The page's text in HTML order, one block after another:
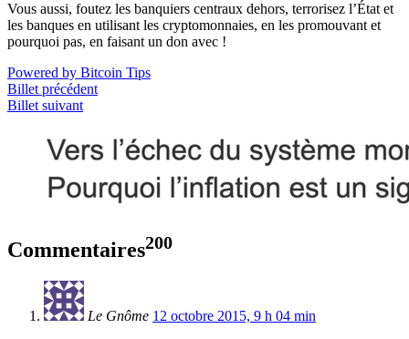
Vous aussi, foutez les banquiers centraux dehors, terrorisez l’État et
les banques en utilisant les cryptomonnaies, en les promouvant et
pourquoi pas, en faisant un don avec !
Powered by Bitcoin Tips
Billet précédent
Billet suivant
Commentaires200
Le Gnôme 12 octobre 2015, 9 h 04 min